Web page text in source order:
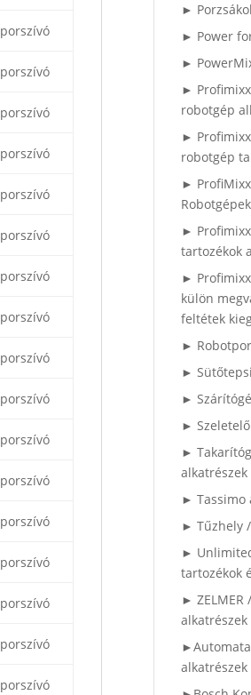
porszívó
porszívó
porszívó
porszívó
porszívó
porszívó
porszívó
porszívó
porszívó
porszívó
porszívó
porszívó
porszívó
porszívó
porszívó
porszívó
porszívó
►
► Power
►
►
robotgép
►
robotgép
►
Robotgépek
►
tartozékok
►
külön
feltétek
►
►
►
►
►
alkatrészek
► Tassimo
► Tűzhely
►
tartozékok
► ZELMER
alkatrészek
alkatrészek